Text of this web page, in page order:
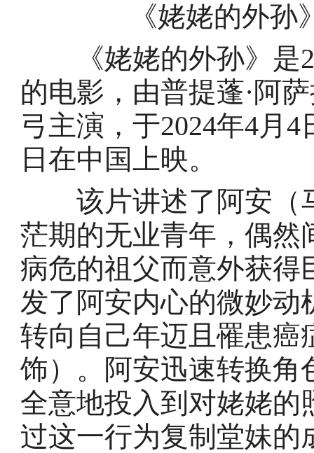
《姥姥的外
《姥姥的外孙》是
的电影，由普提蓬·阿
弓主演，于2024年4月
日在中国上映。
该片讲述了阿安（
茫期的无业青年，偶然
病危的祖父而意外获得
发了阿安内心的微妙动
转向自己年迈且罹患癌
饰）。阿安迅速转换角
全意地投入到对姥姥的
过这一行为复制堂妹的